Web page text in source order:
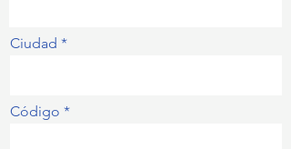
Ciudad
Código